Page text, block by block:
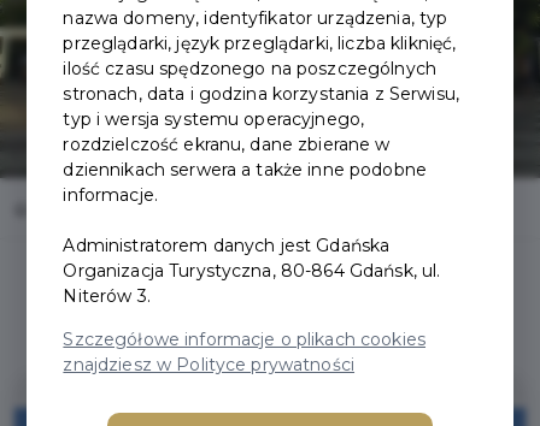
nazwa domeny, identyfikator urządzenia, typ
przeglądarki, język przeglądarki, liczba kliknięć,
ilość czasu spędzonego na poszczególnych
stronach, data i godzina korzystania z Serwisu,
typ i wersja systemu operacyjnego,
rozdzielczość ekranu, dane zbierane w
dziennikach serwera a także inne podobne
informacje.
Administratorem danych jest Gdańska
Organizacja Turystyczna, 80-864 Gdańsk, ul.
Niterów 3.
Szczegółowe informacje o plikach cookies
znajdziesz w Polityce prywatności